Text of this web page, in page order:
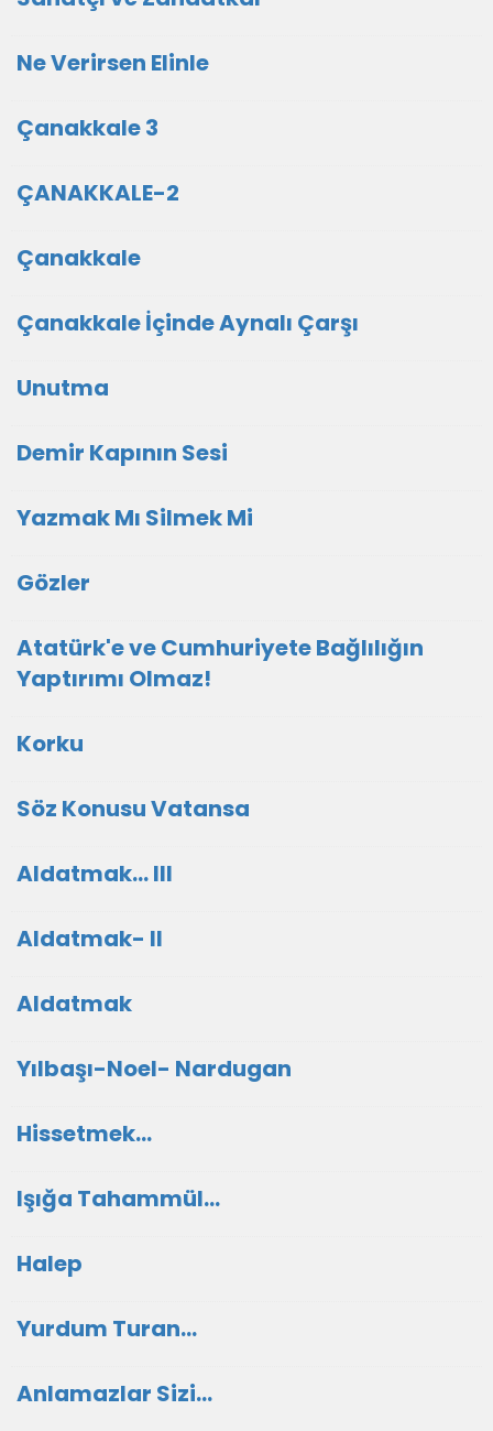
Ne Verirsen Elinle
Çanakkale 3
ÇANAKKALE-2
Çanakkale
Çanakkale İçinde Aynalı Çarşı
Unutma
Demir Kapının Sesi
Yazmak Mı Silmek Mi
Gözler
Atatürk'e ve Cumhuriyete Bağlılığın
Yaptırımı Olmaz!
Korku
Söz Konusu Vatansa
Aldatmak... III
Aldatmak- II
Aldatmak
Yılbaşı-Noel- Nardugan
Hissetmek...
Işığa Tahammül...
Halep
Yurdum Turan...
Anlamazlar Sizi...